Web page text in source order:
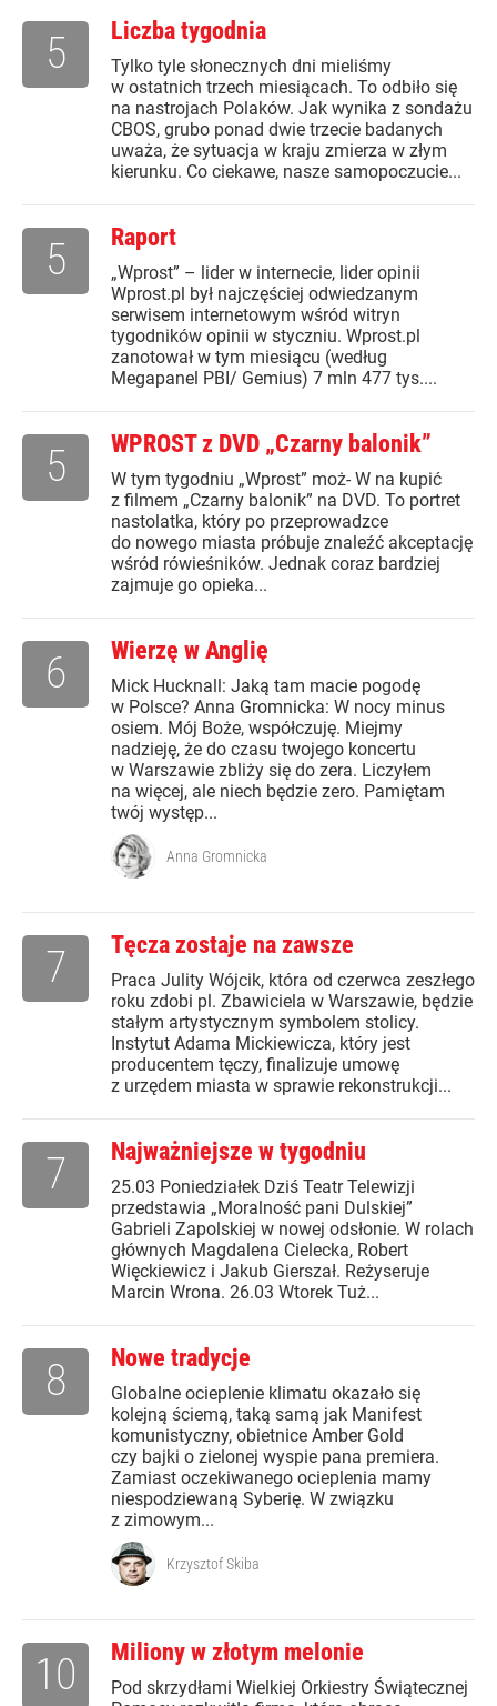
Liczba tygodnia
Tylko tyle słonecznych dni mieliśmy
w ostatnich trzech miesiącach. To odbiło się
na nastrojach Polaków. Jak wynika z sondażu
CBOS, grubo ponad dwie trzecie badanych
uważa, że sytuacja w kraju zmierza w złym
kierunku. Co ciekawe, nasze samopoczucie...
5
Raport
„Wprost” – lider w internecie, lider opinii
Wprost.pl był najczęściej odwiedzanym
serwisem internetowym wśród witryn
tygodników opinii w styczniu. Wprost.pl
zanotował w tym miesiącu (według
Megapanel PBI/ Gemius) 7 mln 477 tys....
5
WPROST z DVD „Czarny balonik”
W tym tygodniu „Wprost” moż- W na kupić
z filmem „Czarny balonik” na DVD. To portret
nastolatka, który po przeprowadzce
do nowego miasta próbuje znaleźć akceptację
wśród rówieśników. Jednak coraz bardziej
zajmuje go opieka...
5
Wierzę w Anglię
Mick Hucknall: Jaką tam macie pogodę
w Polsce? Anna Gromnicka: W nocy minus
osiem. Mój Boże, współczuję. Miejmy
nadzieję, że do czasu twojego koncertu
w Warszawie zbliży się do zera. Liczyłem
na więcej, ale niech będzie zero. Pamiętam
twój występ...
6
Anna Gromnicka
Tęcza zostaje na zawsze
Praca Julity Wójcik, która od czerwca zeszłego
roku zdobi pl. Zbawiciela w Warszawie, będzie
stałym artystycznym symbolem stolicy.
Instytut Adama Mickiewicza, który jest
producentem tęczy, finalizuje umowę
z urzędem miasta w sprawie rekonstrukcji...
7
Najważniejsze w tygodniu
25.03 Poniedziałek Dziś Teatr Telewizji
przedstawia „Moralność pani Dulskiej”
Gabrieli Zapolskiej w nowej odsłonie. W rolach
głównych Magdalena Cielecka, Robert
Więckiewicz i Jakub Gierszał. Reżyseruje
Marcin Wrona. 26.03 Wtorek Tuż...
7
Nowe tradycje
Globalne ocieplenie klimatu okazało się
kolejną ściemą, taką samą jak Manifest
komunistyczny, obietnice Amber Gold
czy bajki o zielonej wyspie pana premiera.
Zamiast oczekiwanego ocieplenia mamy
niespodziewaną Syberię. W związku
z zimowym...
8
Krzysztof Skiba
Miliony w złotym melonie
Pod skrzydłami Wielkiej Orkiestry Świątecznej
10